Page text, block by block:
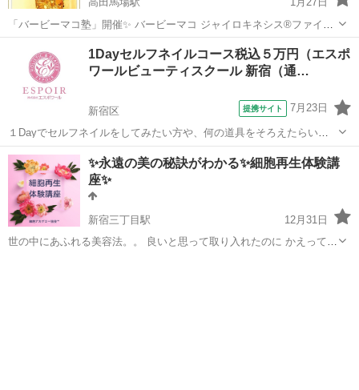
「バービーマコ塾」開催✨ バービーマコ ジャイロキネシス®️ファイナ
ル所得❣️👏 日本のベリーダンス界の草分け的存在、 バービーマコのジ
ャイロキネシス®️とベリーダンス🤩 身体の自然な動きに逆らわず、 ...
その他 ジャイロキネシス
1Dayセルフネイルコース税込５万円（エスポ
ワールビューティスクール 新宿（通…
新宿区 提携サイト 7月23日
１Dayでセルフネイルをしてみたい方や、何の道具をそろえたらいい
かわからないそんな方向けです。 ネイル道具は一切不要。 手ぶらでお
越しください。 ネイルマシンG3、ノンワイプジェル、ベースコート、
トップコート、ハンディネ...
東京 新宿区 その他
✨永遠の美の秘訣がわかる✨細胞再生体験講
座✨
新宿三丁目駅
12月31日
世の中にあふれる美容法。。 良いと思って取り入れたのに かえって老